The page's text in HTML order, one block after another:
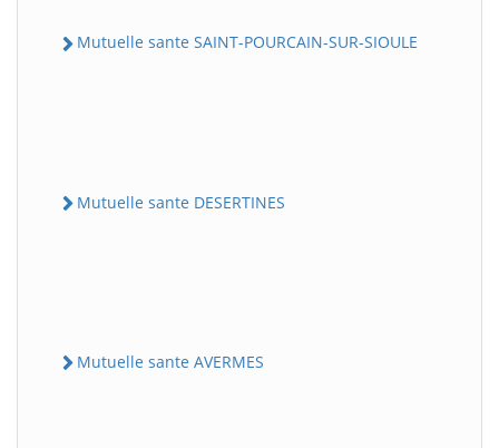
Mutuelle sante SAINT-POURCAIN-SUR-SIOULE
Mutuelle sante DESERTINES
Mutuelle sante AVERMES